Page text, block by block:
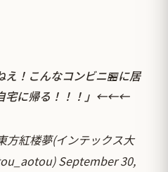
え！こんなコンビニ🏪に居
宅に帰る！！！」←←←
紅楼夢(インテックス大
September 30,